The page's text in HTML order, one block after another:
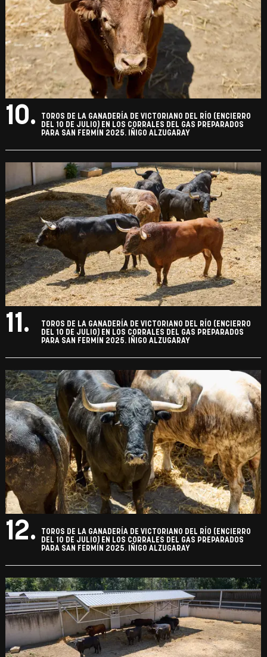
10.
TOROS DE LA GANADERÍA DE VICTORIANO DEL RÍO (ENCIERRO
DEL 10 DE JULIO) EN LOS CORRALES DEL GAS PREPARADOS
PARA SAN FERMÍN 2025. IÑIGO ALZUGARAY
11.
TOROS DE LA GANADERÍA DE VICTORIANO DEL RÍO (ENCIERRO
DEL 10 DE JULIO) EN LOS CORRALES DEL GAS PREPARADOS
PARA SAN FERMÍN 2025. IÑIGO ALZUGARAY
12.
TOROS DE LA GANADERÍA DE VICTORIANO DEL RÍO (ENCIERRO
DEL 10 DE JULIO) EN LOS CORRALES DEL GAS PREPARADOS
PARA SAN FERMÍN 2025. IÑIGO ALZUGARAY